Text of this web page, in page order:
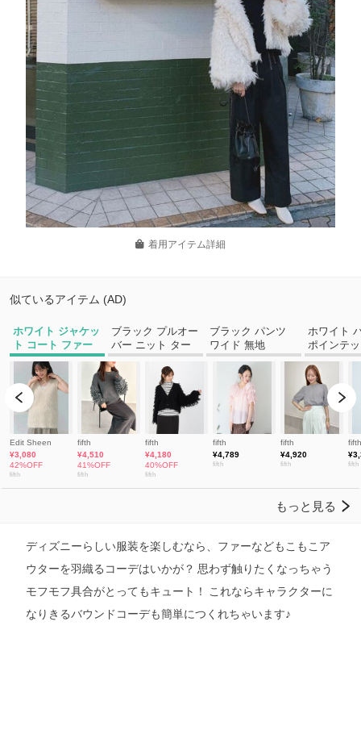
着用アイテム詳細
ディズニーらしい服装を楽しむなら、ファーなどもこもこア
ウターを羽織るコーデはいかが？ 思わず触りたくなっちゃう
モフモフ具合がとってもキュート！ これならキャラクターに
なりきるバウンドコーデも簡単につくれちゃいます♪